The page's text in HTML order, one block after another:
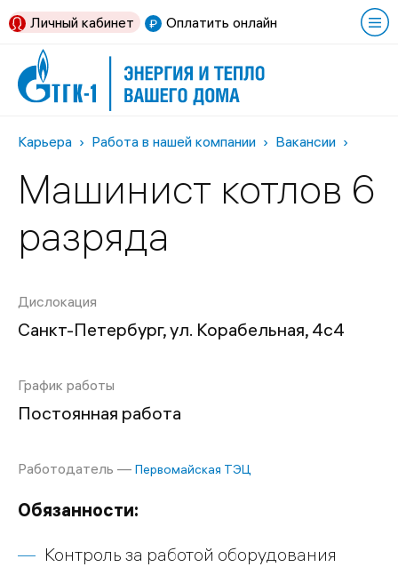
Оплатить онлайн
Личный кабинет
Карьера Работа в нашей компании Вакансии
Машинист котлов 6
разряда
Дислокация
Санкт-Петербург, ул. Корабельная, 4с4
График работы
Постоянная работа
Работодатель — Первомайская ТЭЦ
Обязанности:
Контроль за работой оборудования